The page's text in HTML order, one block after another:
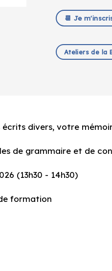
📆 Je
Ateliers de la
écrits divers, votre
de grammaire et de
(13h30 - 14h30)
formation